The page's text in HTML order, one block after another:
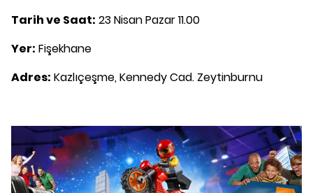
Tarih ve Saat: 23 Nisan Pazar 11.00
Yer: Fişekhane
Adres: Kazlıçeşme, Kennedy Cad. Zeytinburnu